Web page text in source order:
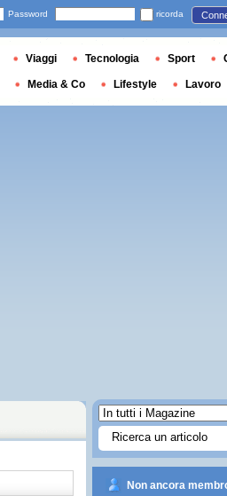
Non ancora
Password ricorda
Viaggi Tecnologia Sport
Media & Co Lifestyle Lavoro